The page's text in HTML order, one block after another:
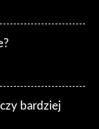
bardziej